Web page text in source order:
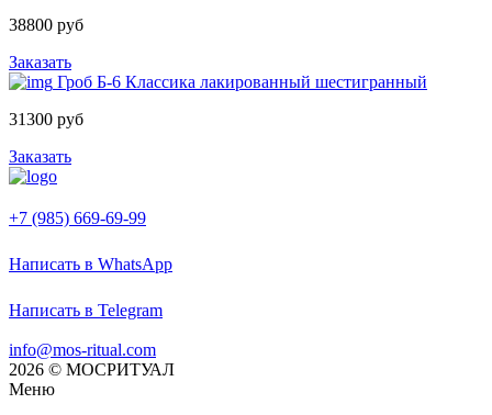
38800 руб
Заказать
Гроб Б-6 Классика лакированный шестигранный
31300 руб
Заказать
+7 (985) 669-69-99
Написать в WhatsApp
Написать в Telegram
info@mos-ritual.com
2026 © МОСРИТУАЛ
Меню